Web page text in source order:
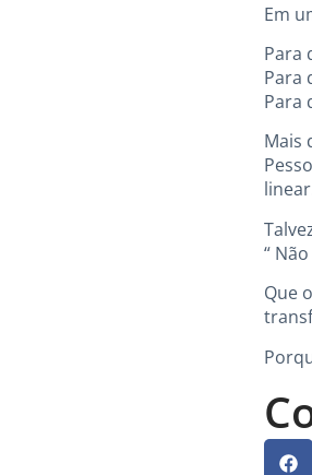
Em
Para
Para
Para
Mais
“
Que